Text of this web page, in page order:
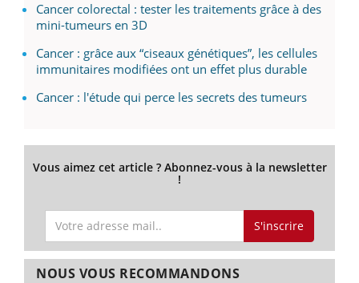
Cancer colorectal : tester les traitements grâce à des
mini-tumeurs en 3D
Cancer : grâce aux “ciseaux génétiques”, les cellules
immunitaires modifiées ont un effet plus durable
Cancer : l'étude qui perce les secrets des tumeurs
Vous aimez cet article ? Abonnez-vous à la newsletter
!
S'inscrire
NOUS VOUS RECOMMANDONS